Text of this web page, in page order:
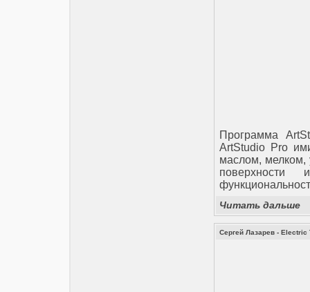
Программа
ArtStudio Pro
маслом, мелком,
Читать дальше
Сергей Лазарев - Electric